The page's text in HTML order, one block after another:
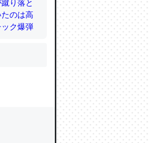
と画策